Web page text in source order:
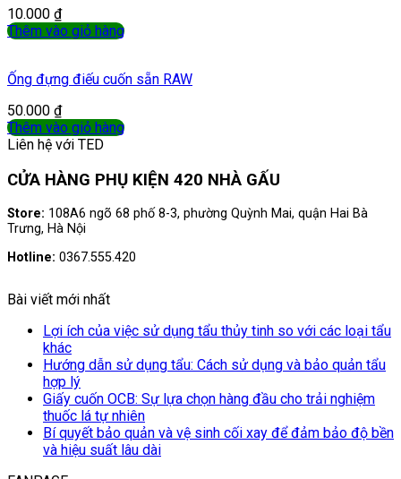
10.000 ₫
Thêm vào giỏ hàng
Ống đựng điếu cuốn sẵn RAW
50.000 ₫
Thêm vào giỏ hàng
Liên hệ với TED
CỬA HÀNG PHỤ KIỆN 420 NHÀ GẤU
Store: 108A6 ngõ 68 phố 8-3, phường Quỳnh Mai, quận Hai Bà
Trưng, Hà Nội
Hotline: 0367.555.420
Bài viết mới nhất
Lợi ích của việc sử dụng tẩu thủy tinh so với các loại tẩu
khác
Hướng dẫn sử dụng tẩu: Cách sử dụng và bảo quản tẩu
hợp lý
Giấy cuốn OCB: Sự lựa chọn hàng đầu cho trải nghiệm
thuốc lá tự nhiên
Bí quyết bảo quản và vệ sinh cối xay để đảm bảo độ bền
và hiệu suất lâu dài